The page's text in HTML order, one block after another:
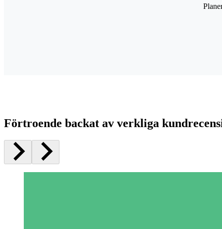
Förtroende backat av verkliga